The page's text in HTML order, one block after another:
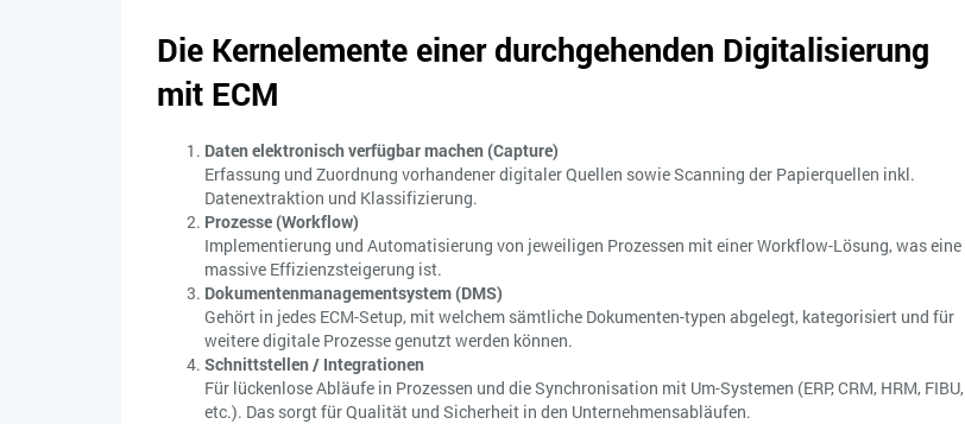
Die Kernelemente einer durchgehenden Digitalisierung
mit ECM
Daten elektronisch verfügbar machen (Capture)
Erfassung und Zuordnung vorhandener digitaler Quellen sowie Scanning der Papierquellen inkl.
Datenextraktion und Klassifizierung.
Prozesse (Workflow)
Implementierung und Automatisierung von jeweiligen Prozessen mit einer Workflow-Lösung, was eine
massive Effizienzsteigerung ist.
Dokumentenmanagementsystem (DMS)
Gehört in jedes ECM-Setup, mit welchem sämtliche Dokumenten-typen abgelegt, kategorisiert und für
weitere digitale Prozesse genutzt werden können.
Schnittstellen / Integrationen
Für lückenlose Abläufe in Prozessen und die Synchronisation mit Um-Systemen (ERP, CRM, HRM, FIBU,
etc.). Das sorgt für Qualität und Sicherheit in den Unternehmensabläufen.